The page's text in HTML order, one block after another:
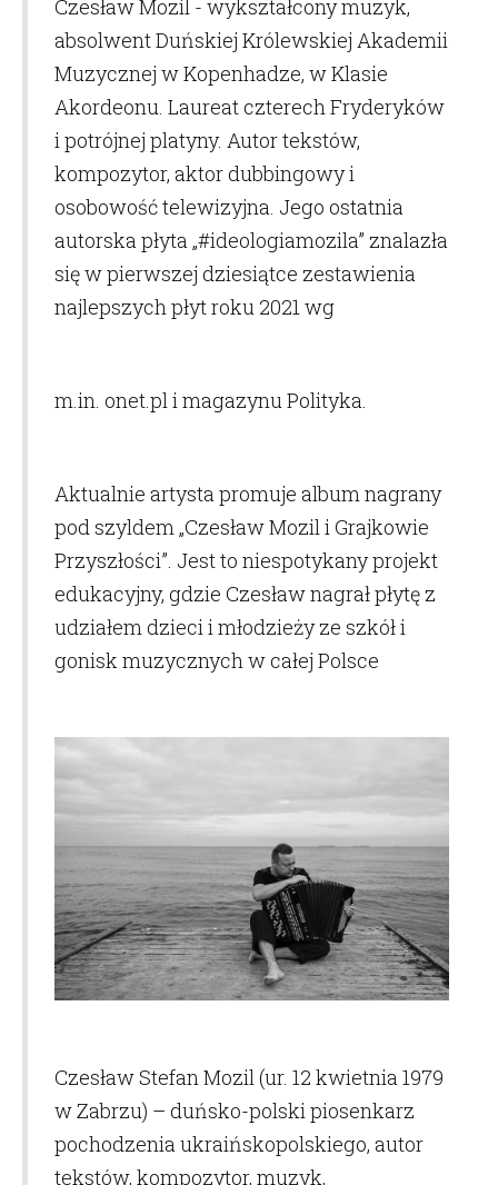
Czesław Mozil - wykształcony muzyk,
absolwent Duńskiej Królewskiej Akademii
Muzycznej w Kopenhadze, w Klasie
Akordeonu. Laureat czterech Fryderyków
i potrójnej platyny. Autor tekstów,
kompozytor, aktor dubbingowy i
osobowość telewizyjna. Jego ostatnia
autorska płyta „#ideologiamozila” znalazła
się w pierwszej dziesiątce zestawienia
najlepszych płyt roku 2021 wg
m.in. onet.pli magazynu Polityka.
Aktualnie artysta promuje album nagrany
pod szyldem „Czesław Mozil i Grajkowie
Przyszłości”. Jest to niespotykany projekt
edukacyjny, gdzie Czesław nagrał płytę z
udziałem dzieci i młodzieży ze szkół i
gonisk muzycznych w całej Polsce
Czesław Stefan Mozil (ur. 12 kwietnia 1979
w Zabrzu) – duńsko-polski piosenkarz
pochodzenia ukraińskopolskiego, autor
tekstów, kompozytor, muzyk,